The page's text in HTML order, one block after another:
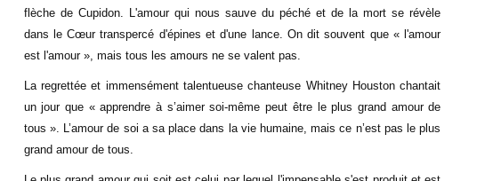
flèche de Cupidon. L'amour qui nous sauve du péché et de la mort se révèle
dans le Cœur transpercé d'épines et d'une lance. On dit souvent que « l'amour
est l'amour », mais tous les amours ne se valent pas.
La regrettée et immensément talentueuse chanteuse Whitney Houston chantait
un jour que « apprendre à s’aimer soi-même peut être le plus grand amour de
tous ». L’amour de soi a sa place dans la vie humaine, mais ce n’est pas le plus
grand amour de tous.